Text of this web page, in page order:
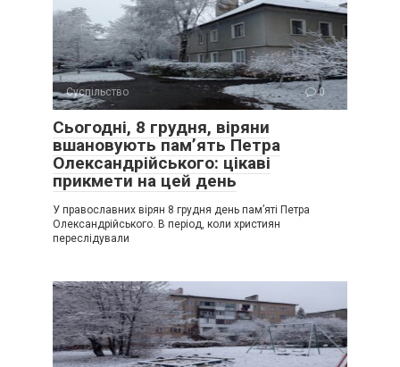
Суспільство 0
Сьогодні, 8 грудня, віряни
вшановують пам’ять Петра
Олександрійського: цікаві
прикмети на цей день
У православних вірян 8 грудня день пам’яті Петра
Олександрійського. В період, коли християн
переслідували